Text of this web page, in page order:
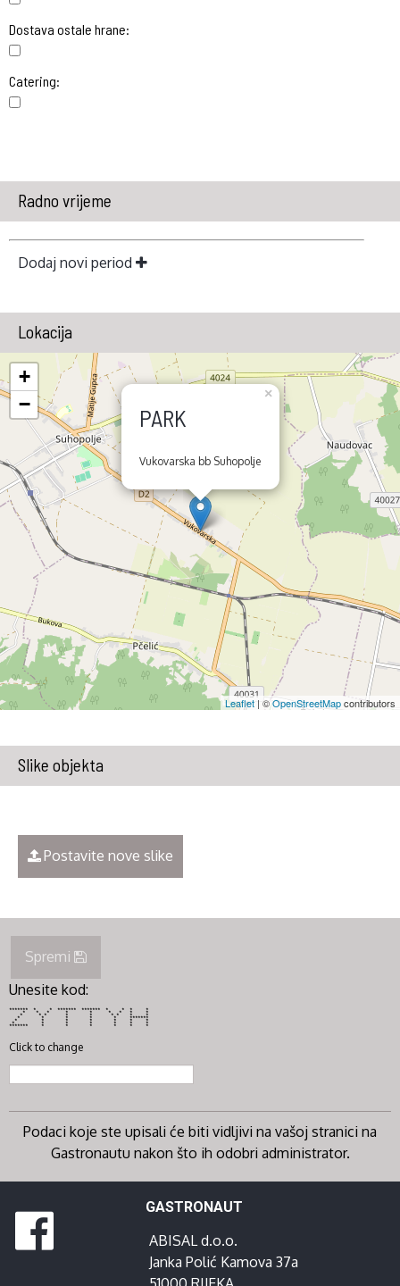
Dostava ostale hrane:
Catering:
Radno vrijeme
Dodaj novi period
Lokacija
PARK
Vukovarska bb Suhopolje
×
+
−
Leaflet | ©OpenStreetMapcontributors
Slike objekta
Postavite nove slike
Spremi
Unesite kod:
******* * * ******* ******* * * * *
* * * * * * * * *
* * * * * * * * *
* * * * * *******
* * * * * * *
* * * * * * *
******* * * * * * *
Click to change
Podaci koje ste upisali će biti vidljivi na vašoj stranici na
Gastronautu nakon što ih odobri administrator.
GASTRONAUT
ABISAL d.o.o.
Janka Polić Kamova 37a